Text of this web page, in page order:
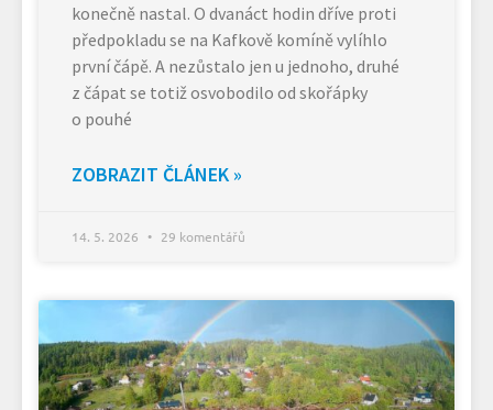
konečně nastal. O dvanáct hodin dříve proti
předpokladu se na Kafkově komíně vylíhlo
první čápě. A nezůstalo jen u jednoho, druhé
z čápat se totiž osvobodilo od skořápky
o pouhé
ZOBRAZIT ČLÁNEK »
14. 5. 2026 29 komentářů